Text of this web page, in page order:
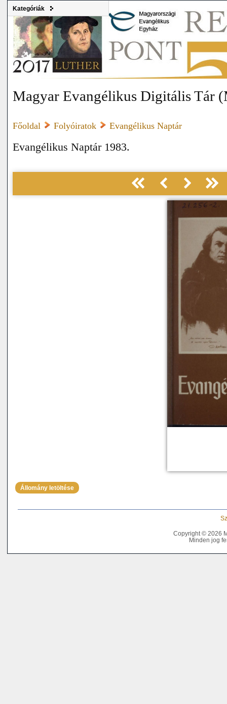
Kategóriák
Magyar Evangélikus Digitális Tár
Főoldal Folyóiratok Evangélikus Naptár
Evangélikus Naptár 1983.
Állomány letöltése
Copyright © 2026
Minden jog